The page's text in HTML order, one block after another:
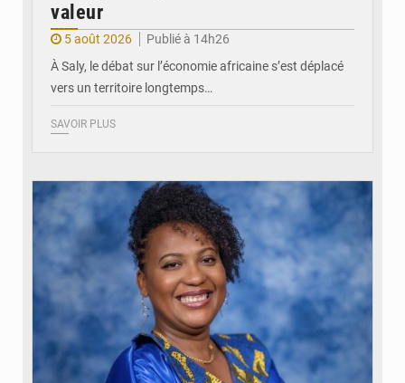
valeur
5 août 2026
Publié à 14h26
À Saly, le débat sur l’économie africaine s’est déplacé
vers un territoire longtemps…
SAVOIR PLUS